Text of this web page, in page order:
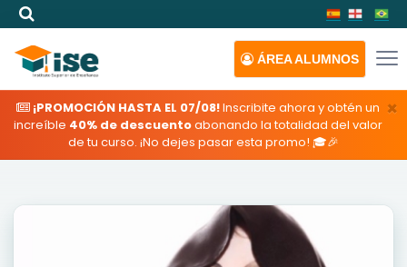
ÁREAALUMNOS
×
¡PROMOCIÓN HASTA EL 07/08!Inscribite ahora y obtén un
increíble 40% de descuentoabonando la totalidad del valor
de tu curso. ¡No dejes pasar esta promo! 🎓🎉